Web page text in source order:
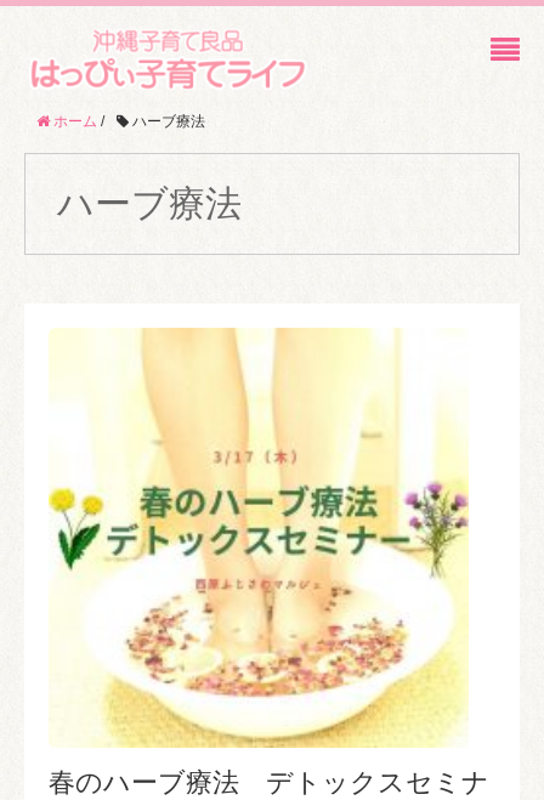
ホーム / ハーブ療法
ハーブ療法
春のハーブ療法 デトックスセミナ